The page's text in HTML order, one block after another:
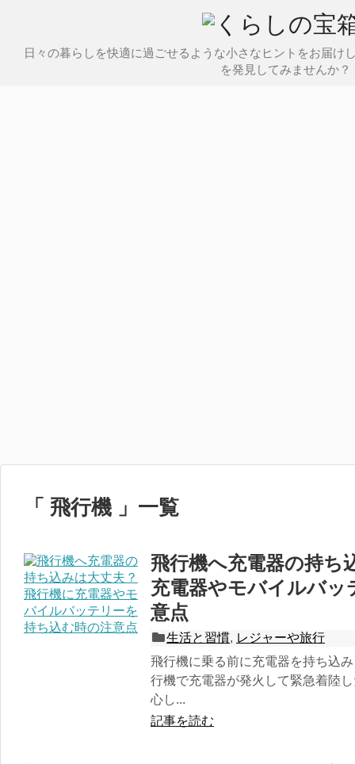
日々の暮らしを快適に過ごせるような小さなヒントをお届け
を発見してみませんか？
「 飛行機 」一覧
飛行機へ充電器の持ち
充電器やモバイルバッ
意点
生活と習慣, レジャーや旅行
飛行機に乗る前に充電器を持ち込
行機で充電器が発火して緊急着陸
心し...
記事を読む